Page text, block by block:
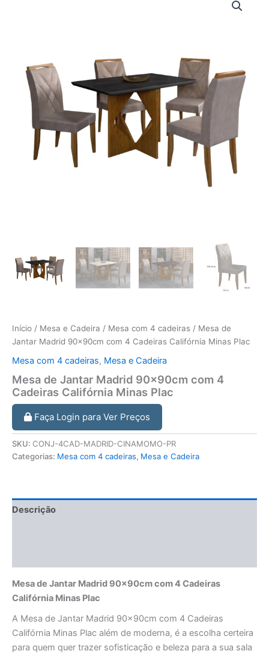
Início / Mesa e Cadeira / Mesa com 4 cadeiras / Mesa de
Jantar Madrid 90x90cm com 4 Cadeiras Califórnia Minas Plac
Mesa com 4 cadeiras, Mesa e Cadeira
Mesa de Jantar Madrid 90x90cm com 4
Cadeiras Califórnia Minas Plac
Faça Login para Ver Preços
SKU: CONJ-4CAD-MADRID-CINAMOMO-PR
Categorias: Mesa com 4 cadeiras, Mesa e Cadeira
Descrição
Mesa de Jantar Madrid 90x90cm com 4 Cadeiras
Califórnia Minas Plac
A Mesa de Jantar Madrid 90x90cm com 4 Cadeiras
Califórnia Minas Plac além de moderna, é a escolha certeira
para quem quer trazer sofisticação e beleza para a sua sala